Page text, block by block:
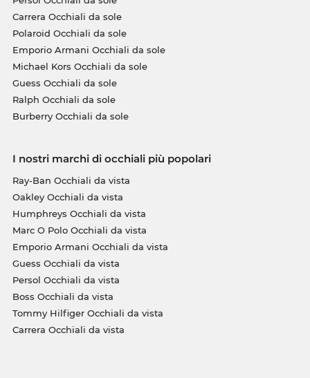
Carrera Occhiali da sole
Polaroid Occhiali da sole
Emporio Armani Occhiali da sole
Michael Kors Occhiali da sole
Guess Occhiali da sole
Ralph Occhiali da sole
Burberry Occhiali da sole
I nostri marchi di occhiali più popolari
Ray-Ban Occhiali da vista
Oakley Occhiali da vista
Humphreys Occhiali da vista
Marc O Polo Occhiali da vista
Emporio Armani Occhiali da vista
Guess Occhiali da vista
Persol Occhiali da vista
Boss Occhiali da vista
Tommy Hilfiger Occhiali da vista
Carrera Occhiali da vista